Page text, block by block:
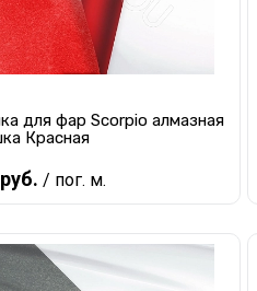
для фар Scorpio алмазная
Красная
/ пог. м.
В корзину